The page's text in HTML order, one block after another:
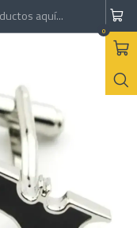
0
Plateado